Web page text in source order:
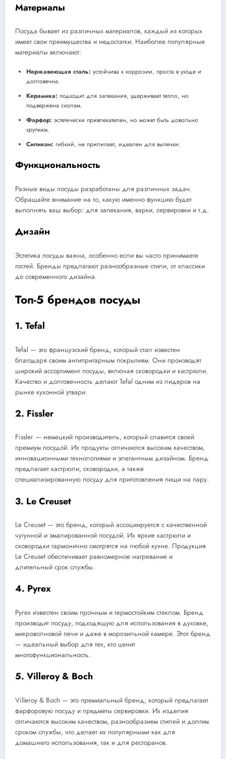
Материалы
Посуда бывает из различных материалов, каждый из которых
имеет свои преимущества и недостатки. Наиболее популярные
материалы включают:
Нержавеющая сталь: устойчива к коррозии, проста в уходе и
долговечна.
Керамика: подходит для запекания, удерживает тепло, но
подвержена сколам.
Фарфор: эстетически привлекателен, но может быть довольно
хрупким.
Силикон: гибкий, не прилипает, идеален для выпечки.
Функциональность
Разные виды посуды разработаны для различных задач.
Обращайте внимание на то, какую именно функцию будет
выполнять ваш выбор: для запекания, варки, сервировки и т.д.
Дизайн
Эстетика посуды важна, особенно если вы часто принимаете
гостей. Бренды предлагают разнообразные стили, от классики
до современного дизайна.
Топ-5 брендов посуды
1. Tefal
Tefal — это французский бренд, который стал известен
благодаря своим антипригарным покрытиям. Они производят
широкий ассортимент посуды, включая сковородки и кастрюли.
Качество и долговечность делают Tefal одним из лидеров на
рынке кухонной утвари.
2. Fissler
Fissler — немецкий производитель, который славится своей
премиум посудой. Их продукты отличаются высоким качеством,
инновационными технологиями и элегантным дизайном. Бренд
предлагает кастрюли, сковородки, а также
специализированную посуду для приготовления пищи на пару.
3. Le Creuset
Le Creuset — это бренд, который ассоциируется с качественной
чугунной и эмалированной посудой. Их яркие кастрюли и
сковородки гармонично смотрятся на любой кухне. Продукция
Le Creuset обеспечивает равномерное нагревание и
длительный срок службы.
4. Pyrex
Pyrex известен своим прочным и термостойким стеклом. Бренд
производит посуду, подходящую для использования в духовке,
микроволновой печи и даже в морозильной камере. Этот бренд
— идеальный выбор для тех, кто ценит
многофункциональность.
5. Villeroy & Boch
Villeroy & Boch — это премиальный бренд, который предлагает
фарфоровую посуду и предметы сервировки. Их изделия
отличаются высоким качеством, разнообразием стилей и долгим
сроком службы, что делает их популярными как для
домашнего использования, так и для ресторанов.